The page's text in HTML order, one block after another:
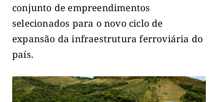
conjunto de empreendimentos
selecionados para o novo ciclo de
expansão da infraestrutura ferroviária do
país.